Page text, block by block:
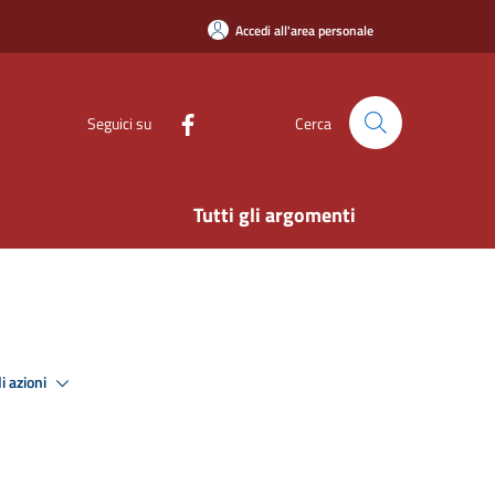
Accedi all'area personale
Seguici su Cerca
Tutti gli argomenti
azioni